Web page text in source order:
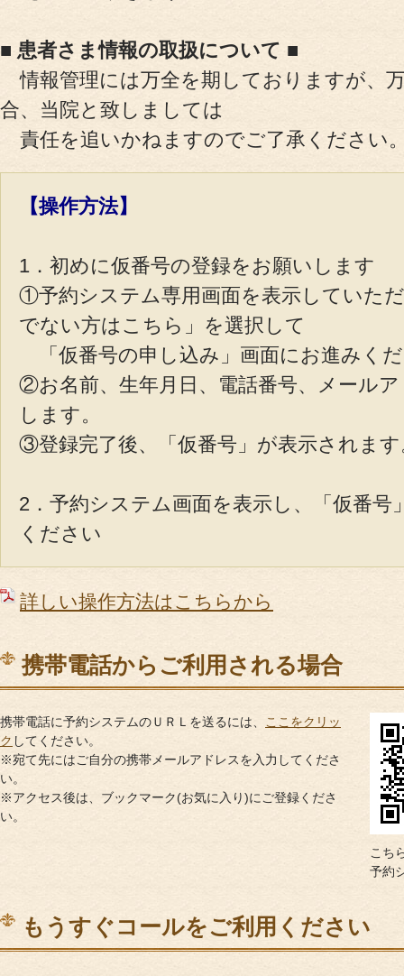
■ 患者さま情報の取扱について ■
情報管理には万全を期しておりますが、
合、当院と致しましては
責任を追いかねますのでご了承ください
【操作方法】
1．初めに仮番号の登録をお願いします
①予約システム専用画面を表示していた
でない方はこちら」を選択して
「仮番号の申し込み」画面にお進みく
②お名前、生年月日、電話番号、メール
します。
③登録完了後、「仮番号」が表示されます
2．予約システム画面を表示し、「仮番号
ください
詳しい操作方法はこちらから
携帯電話からご利用される場合
携帯電話に予約システムのＵＲＬを送るには、
ここをクリッ
ク してください。
※宛て先にはご自分の携帯メールアドレスを入力してくださ
い。
※アクセス後は、ブックマーク(お気に入り)にご登録くださ
い。
こち
予約
もうすぐコールをご利用ください